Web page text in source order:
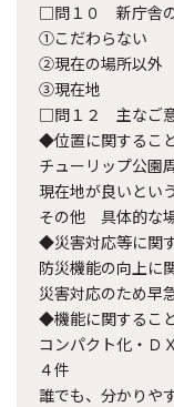
□問１０ 新庁舎の
①こだわらない
②現在の場所以
③現在地 ２
□問１２ 主なご
◆位置に関するこ
チューリップ公園
現在地が良
その他 具体
◆災害対応等に関
防災機能の向
災害対応のため
◆機能に関するこ
コンパクト化・
４件
誰でも、分かり